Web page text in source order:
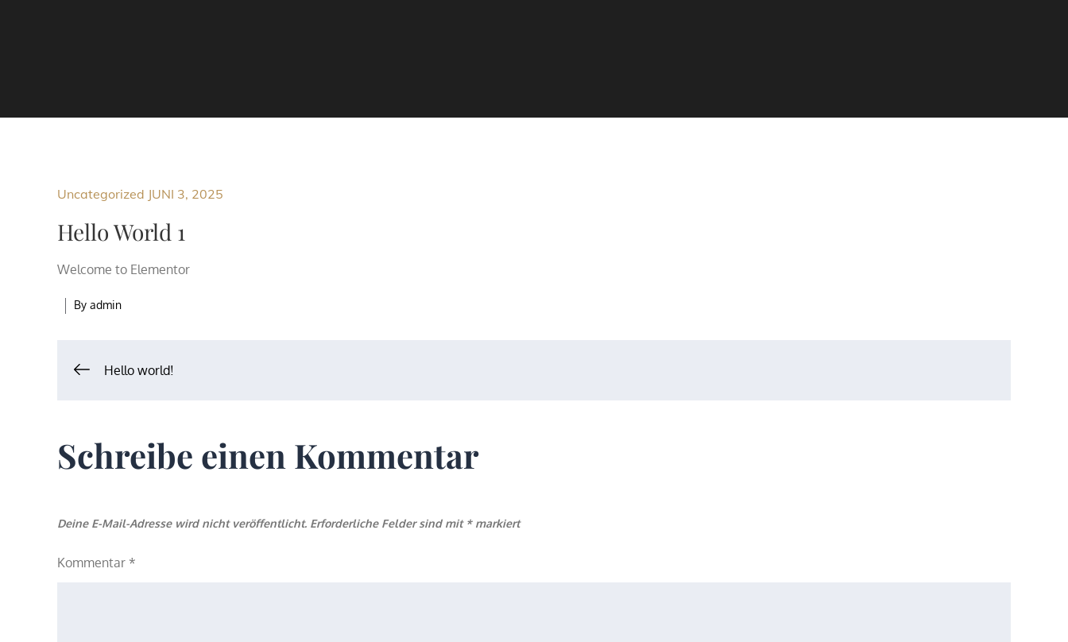
Uncategorized JUNI 3, 2025
Hello World 1
Welcome to Elementor
By admin
Beitrags-
Hello world!
Schreibe einen Kommentar
Deine E-Mail-Adresse wird nicht veröffentlicht. Erforderliche Felder sind mit *markiert
Kommentar *